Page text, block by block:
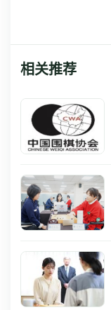
相关推荐